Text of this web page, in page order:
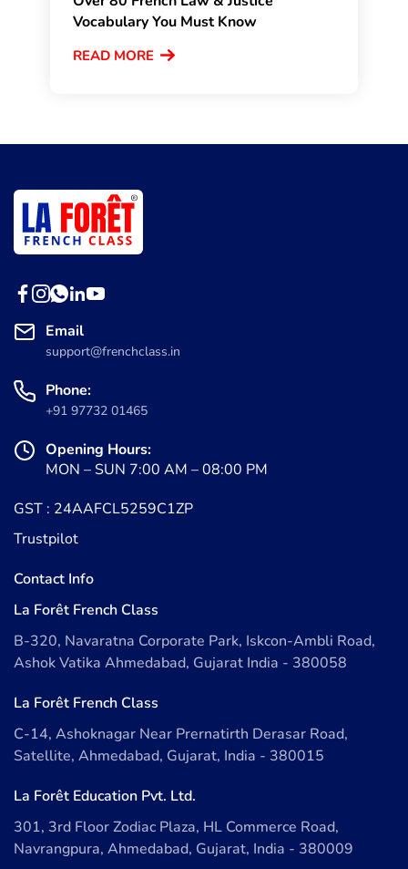
Vocabulary You Must Know
READ MORE
Email
support@frenchclass.in
Phone:
+91 97732 01465
Opening Hours:
MON – SUN 7:00 AM – 08:00 PM
GST : 24AAFCL5259C1ZP
Trustpilot
Contact Info
La Forêt French Class
B-320, Navaratna Corporate Park, Iskcon-Ambli Road,
Ashok Vatika Ahmedabad, Gujarat India - 380058
La Forêt French Class
C-14, Ashoknagar Near Prernatirth Derasar Road,
Satellite, Ahmedabad, Gujarat, India - 380015
La Forêt Education Pvt. Ltd.
301, 3rd Floor Zodiac Plaza, HL Commerce Road,
Navrangpura, Ahmedabad, Gujarat, India - 380009